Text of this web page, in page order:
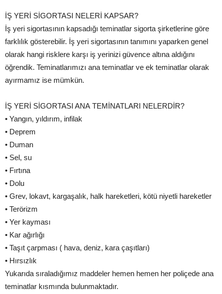
İŞ YERİ SİGORTASI NELERİ KAPSAR?
İş yeri sigortasının kapsadığı teminatlar sigorta şirketlerine göre
farklılık gösterebilir. İş yeri sigortasının tanımını yaparken genel
olarak hangi risklere karşı iş yerinizi güvence altına aldığını
öğrendik. Teminatlarımızı ana teminatlar ve ek teminatlar olarak
ayırmamız ise mümkün.
İŞ YERİ SİGORTASI ANA TEMİNATLARI NELERDİR?
• Yangın, yıldırım, infilak
• Deprem
• Duman
• Sel, su
• Fırtına
• Dolu
• Grev, lokavt, kargaşalık, halk hareketleri, kötü niyetli hareketler
• Terörizm
• Yer kayması
• Kar ağırlığı
• Taşıt çarpması ( hava, deniz, kara çaşıtları)
• Hırsızlık
Yukarıda sıraladığımız maddeler hemen hemen her poliçede ana
teminatlar kısmında bulunmaktadır.